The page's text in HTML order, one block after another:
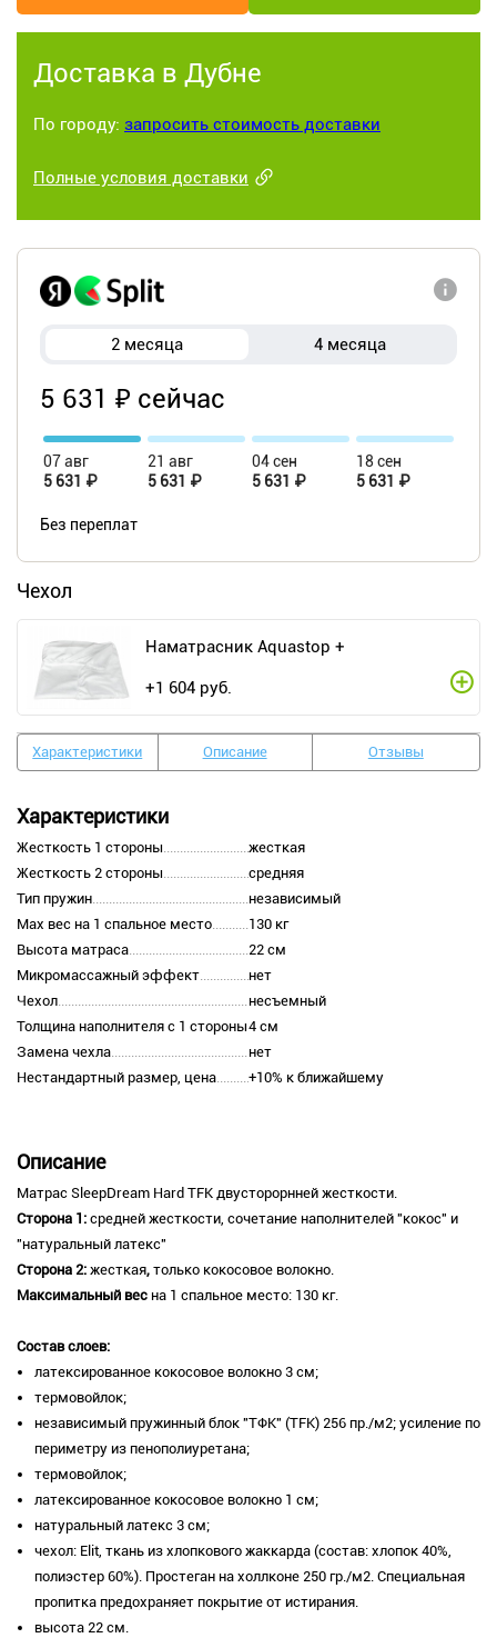
Доставка в Дубне
По городу: запросить стоимость доставки
Полные условия доставки
2 месяца 4 месяца
5 631 ₽ сейчас
07 авг
5 631 ₽
21 авг
5 631 ₽
04 сен
5 631 ₽
18 сен
5 631 ₽
Без переплат
Чехол
Наматрасник Aquastop +
+1 604 руб.
Характеристики Описание Отзывы
Характеристики
Жесткость 1 стороны
жесткая
Жесткость 2 стороны
средняя
Тип пружин
независимый
Max вес на 1 спальное место
130 кг
Высота матраса
22 см
Микромассажный эффект
нет
Чехол
несъемный
Толщина наполнителя с 1 стороны4 см
Замена чехла
нет
Нестандартный размер, цена
+10% к ближайшему
Описание
Матрас SleepDream Hard TFK двусторорнней жесткости.
Сторона 1: средней жесткости, сочетание наполнителей "кокос" и
"натуральный латекс"
Сторона 2: жесткая, только кокосовое волокно.
Максимальный вес на 1 спальное место: 130 кг.
Состав слоев:
латексированное кокосовое волокно 3 см;
термовойлок;
независимый пружинный блок "ТФК" (TFK) 256 пр./м2; усиление по
периметру из пенополиуретана;
термовойлок;
латексированное кокосовое волокно 1 см;
натуральный латекс 3 см;
чехол: Elit, ткань из хлопкового жаккарда (состав: хлопок 40%,
полиэстер 60%). Простеган на холлконе 250 гр./м2. Специальная
пропитка предохраняет покрытие от истирания.
высота 22 см.